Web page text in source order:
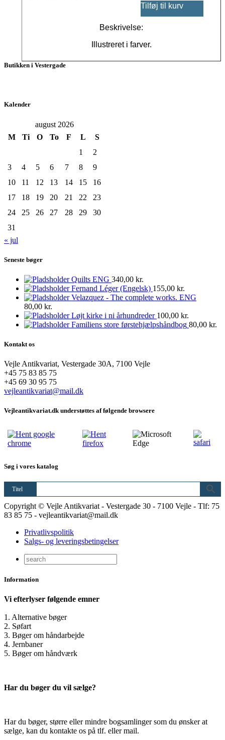
Tilføj til kurv
Beskrivelse:
Illustreret i farver.
Butikken i Vestergade
Kalender
august 2026
M
Ti O To F L
S
1
2
3
4 5 6 7 8
9
10
11 12 13 14 15
16
17
18 19 20 21 22
23
24
25 26 27 28 29
30
31
« jul
Seneste bøger
Quilts ENG 340,00 kr.
Fernand Léger (Engelsk) 155,00 kr.
Velazquez - The complete works. ENG
80,00 kr.
Løjt kirke i ni århundreder 100,00 kr.
Familiens store førstehjælpshåndbog 80,00 kr.
Kontakt os
Vejle Antikvariat, Vestergade 30A, 7100 Vejle
+45 75 83 85 75
+45 69 30 95 75
vejleantikvariat@mail.dk
Vejleantikvariat.dk understøttes af følgende browsere
Søg i vores katalog
Titel
Copyright © Vejle Antikvariat - Vestergade 30 - 7100 Vejle - Tlf: 75
83 85 75 - vejleantikvariat@mail.dk
Privatlivspolitik
Salgs- og leveringsbetingelser
Information
Vi efterlyser følgende emner
1. Alternative bøger
2. Søfart
3. Bøger om håndarbejde
4. Jernbaner
5. Bøger om håndværk
Har du bøger du vil sælge?
Har du bøger, større eller mindre bogsamlinger som du ønsker at
sælge, kan du kontakte os på tlf. eller mail.